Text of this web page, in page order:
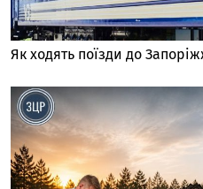
Як ходять поїзди до